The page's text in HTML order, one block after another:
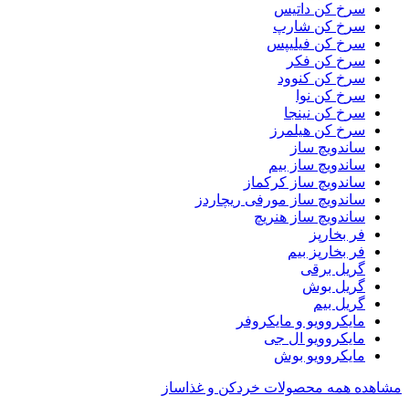
سرخ کن داتیس
سرخ کن شارپ
سرخ کن فیلیپس
سرخ کن فکر
سرخ کن کنوود
سرخ کن نوا
سرخ کن نینجا
سرخ کن هیلمرز
ساندویچ ساز
ساندویچ ساز بیم
ساندویچ ساز کرکماز
ساندویچ ساز مورفی ریچاردز
ساندویچ ساز هنریچ
فر بخارپز
فر بخارپز بیم
گریل برقی
گریل بوش
گریل بیم
مایکروویو و مایکروفر
مایکروویو ال جی
مایکروویو بوش
مشاهده همه محصولات خردکن و غذاساز